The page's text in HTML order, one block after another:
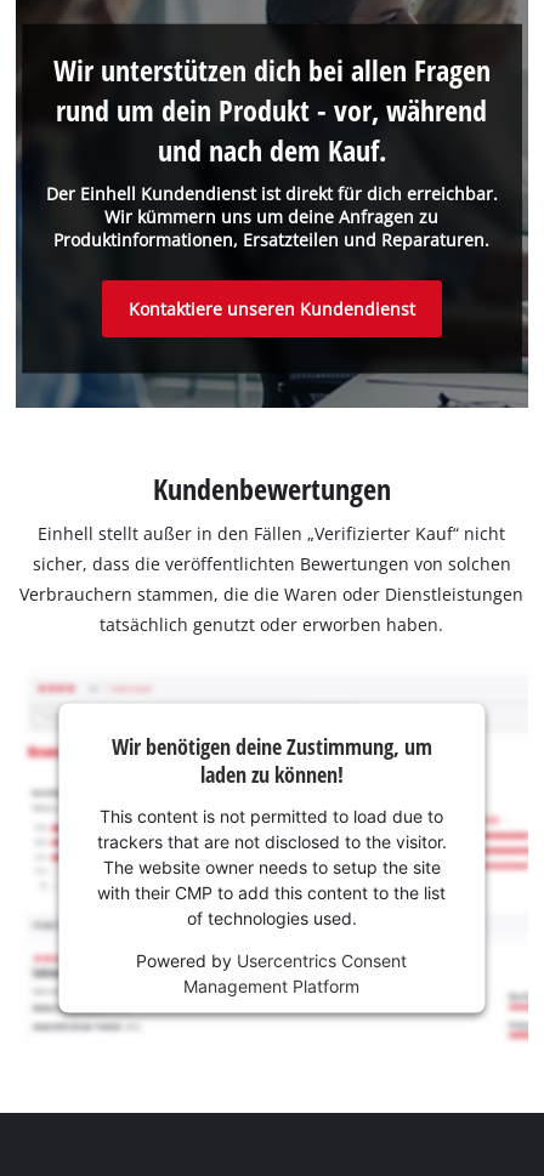
Der Einhell Kundendienst ist direkt für dich erreichbar.
Wir kümmern uns um deine Anfragen zu
Produktinformationen, Ersatzteilen und Reparaturen.
Wir unterstützen dich bei allen Fragen
rund um dein Produkt - vor, während
und nach dem Kauf.
Kontaktiere unseren Kundendienst
Kundenbewertungen
Einhell stellt außer in den Fällen „Verifizierter Kauf“ nicht
sicher, dass die veröffentlichten Bewertungen von solchen
Verbrauchern stammen, die die Waren oder Dienstleistungen
tatsächlich genutzt oder erworben haben.
Wir benötigen deine Zustimmung, um
laden zu können!
This content is not permitted to load due to
trackers that are not disclosed to the visitor.
The website owner needs to setup the site
with their CMP to add this content to the list
of technologies used.
Powered by Usercentrics Consent
Management Platform